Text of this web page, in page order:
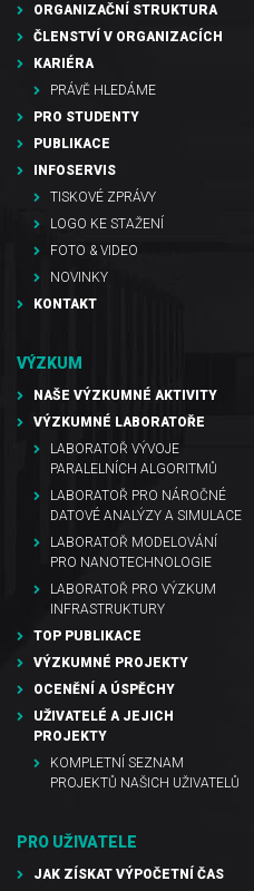
ORGANIZAČNÍ STRUKTURA
ČLENSTVÍ V ORGANIZACÍCH
KARIÉRA
PRÁVĚ HLEDÁME
PRO STUDENTY
PUBLIKACE
INFOSERVIS
TISKOVÉ ZPRÁVY
LOGO KE STAŽENÍ
FOTO & VIDEO
NOVINKY
KONTAKT
VÝZKUM
NAŠE VÝZKUMNÉ AKTIVITY
VÝZKUMNÉ LABORATOŘE
LABORATOŘ VÝVOJE
PARALELNÍCH ALGORITMŮ
LABORATOŘ PRO NÁROČNÉ
DATOVÉ ANALÝZY A SIMULACE
LABORATOŘ MODELOVÁNÍ
PRO NANOTECHNOLOGIE
LABORATOŘ PRO VÝZKUM
INFRASTRUKTURY
TOP PUBLIKACE
VÝZKUMNÉ PROJEKTY
OCENĚNÍ A ÚSPĚCHY
UŽIVATELÉ A JEJICH
PROJEKTY
KOMPLETNÍ SEZNAM
PROJEKTŮ NAŠICH UŽIVATELŮ
PRO UŽIVATELE
JAK ZÍSKAT VÝPOČETNÍ ČAS